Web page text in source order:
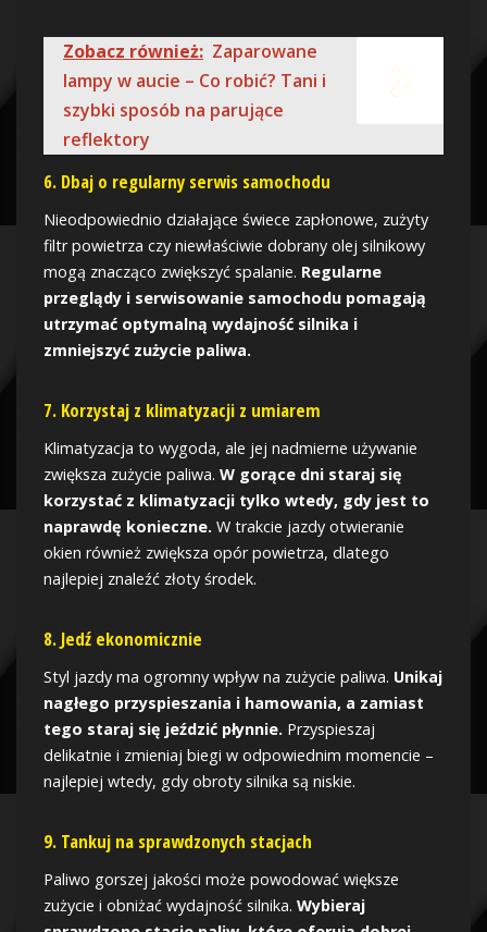
Zobacz również: Zaparowane
lampy w aucie – Co robić? Tani i
szybki sposób na parujące
reflektory
6. Dbaj o regularny serwis samochodu
Nieodpowiednio działające świece zapłonowe, zużyty
filtr powietrza czy niewłaściwie dobrany olej silnikowy
mogą znacząco zwiększyć spalanie. Regularne
przeglądy i serwisowanie samochodu pomagają
utrzymać optymalną wydajność silnika i
zmniejszyć zużycie paliwa.
7. Korzystaj z klimatyzacji z umiarem
Klimatyzacja to wygoda, ale jej nadmierne używanie
zwiększa zużycie paliwa. W gorące dni staraj się
korzystać z klimatyzacji tylko wtedy, gdy jest to
naprawdę konieczne. W trakcie jazdy otwieranie
okien również zwiększa opór powietrza, dlatego
najlepiej znaleźć złoty środek.
8. Jedź ekonomicznie
Styl jazdy ma ogromny wpływ na zużycie paliwa. Unikaj
nagłego przyspieszania i hamowania, a zamiast
tego staraj się jeździć płynnie. Przyspieszaj
delikatnie i zmieniaj biegi w odpowiednim momencie –
najlepiej wtedy, gdy obroty silnika są niskie.
9. Tankuj na sprawdzonych stacjach
Paliwo gorszej jakości może powodować większe
zużycie i obniżać wydajność silnika. Wybieraj